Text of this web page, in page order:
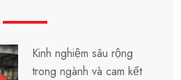
Kinh nghiệm sâu rộng
trong ngành và cam kết